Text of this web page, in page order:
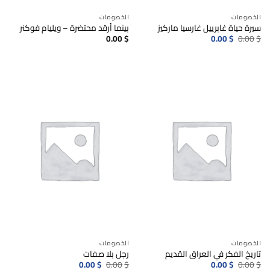
الخصومات
سيرة حياة غابرييل غارسيا ماركيز
0.00$ السعر
الأصلي
0.00$ السعر
الحالي
الخصومات
بينما أرقد محتضرة – ويليام فوكنر
0.00$
الخصومات
تاريخ الفكر في العراق القديم
0.00$ السعر
0.00$ السعر
الخصومات
رجل بلا صفات
0.00$ السعر
0.00$ السعر